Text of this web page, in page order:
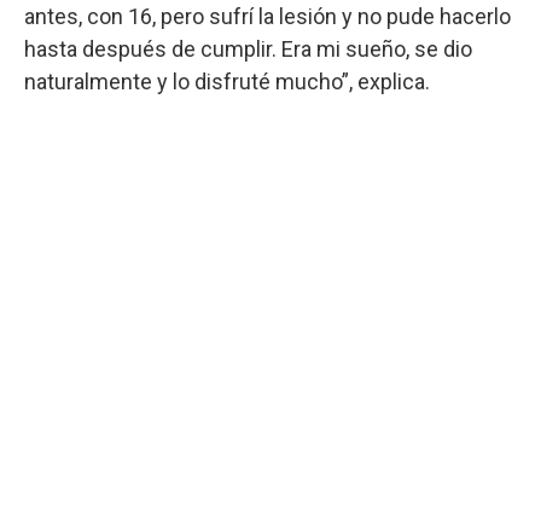
antes, con 16, pero sufrí la lesión y no pude hacerlo
hasta después de cumplir. Era mi sueño, se dio
naturalmente y lo disfruté mucho”, explica.